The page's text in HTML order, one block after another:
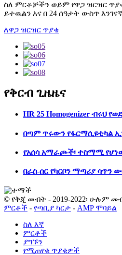
ስለ ምርቶቻችን ወይም የዋጋ ዝርዝር
ይተዉልን እና በ 24 ሰዓታት ውስጥ
ለዋጋ ዝርዝር ጥያቄ
የቅርብ ጊዜዜና
HR 25 Homogenizer ብሩህ
በጣም ጥሩውን የፋርማሲዩቲካል
የአሰሳ አማራጮች፡ ተስማሚ
በራስ-ሰር የካርቦን ማጣሪያ ሳጥን
© የቅጂ መብት - 2019-2022፡ ሁሉም
ምርቶች - የጣቢያ ካርታ - AMP ሞባይል
ስለ እኛ
ምርቶች
ያግኙን
የሚጠየቁ ጥያቄዎች